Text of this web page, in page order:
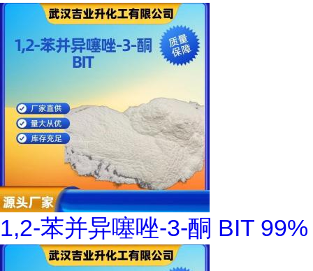
1,2-苯并异噻唑-3-酮 BIT 99%